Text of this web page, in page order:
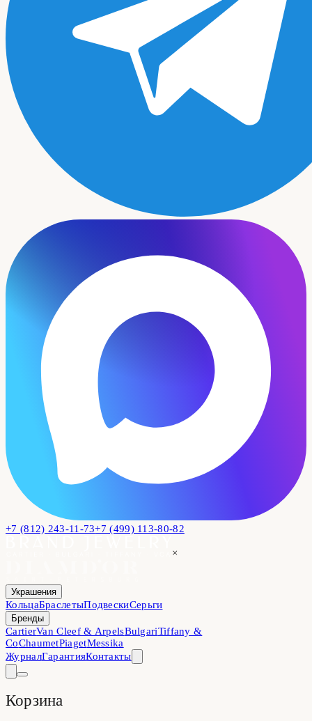
+7 (812) 243-11-73+7 (499) 113-80-82
×
Украшения
КольцаБраслетыПодвескиСерьги
Бренды
CartierVan Cleef & ArpelsBulgariTiffany &
CoChaumetPiagetMessika
ЖурналГарантияКонтакты
Корзина